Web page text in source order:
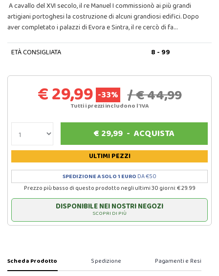
A cavallo del XVI secolo, il re Manuel I commissionò ai più grandi
artigiani portoghesi la costruzione di alcuni grandiosi edifici. Dopo
aver completato i palazzi di Evora e Sintra, il re cercò di fa…
ETÀ CONSIGLIATA 8 - 99
€ 29,99 -33% / € 44,99
Tutti i prezzi includono l'IVA
€ 29,99 -ACQUISTA
ULTIMI PEZZI
SPEDIZIONE A SOLO 1 EURO DA €50
Prezzo più basso di questo prodotto negli ultimi 30 giorni: € 29.99
DISPONIBILE NEI NOSTRI NEGOZI
SCOPRI DI PIÙ
Scheda Prodotto Spedizione Pagamenti e Resi